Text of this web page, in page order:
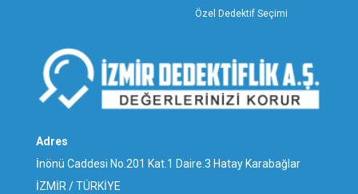
YOZGAT ÖZEL DEDEKTİFLİK
ZONGULDAK ÖZEL DEDEKTİFLİK
ALİAĞA ÖZEL DEDEKTİFLİK
BAYINDIR ÖZEL DEDEKTİFLİK
BAYRAKLI ÖZEL DEDEKTİFLİK
BERGAMA ÖZEL DEDEKTİFLİK
Özel Dedektif Seçimi
Adres
İnönü Caddesi No.201 Kat.1 Daire.3 Hatay Karabağlar
İZMİR / TÜRKİYE